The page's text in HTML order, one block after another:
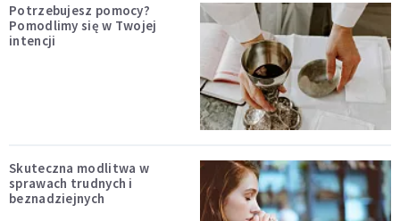
Potrzebujesz pomocy?
Pomodlimy się w Twojej
intencji
Skuteczna modlitwa w
sprawach trudnych i
beznadziejnych